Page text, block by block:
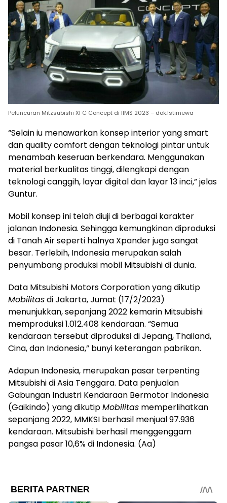
Peluncuran Mitzsubishi XFC Concept di IIMS 2023 – dok.Istimewa
“Selain iu menawarkan konsep interior yang smart
dan quality comfort dengan teknologi pintar untuk
menambah keseruan berkendara. Menggunakan
material berkualitas tinggi, dilengkapi dengan
teknologi canggih, layar digital dan layar 13 inci,” jelas
Guntur.
Mobil konsep ini telah diuji di berbagai karakter
jalanan Indonesia. Sehingga kemungkinan diproduksi
di Tanah Air seperti halnya Xpander juga sangat
besar. Terlebih, Indonesia merupakan salah
penyumbang produksi mobil Mitsubishi di dunia.
Data Mitsubishi Motors Corporation yang dikutip
Mobilitasdi Jakarta, Jumat (17/2/2023)
menunjukkan, sepanjang 2022 kemarin Mitsubishi
memproduksi 1.012.408 kendaraan. “Semua
kendaraan tersebut diproduksi di Jepang, Thailand,
Cina, dan Indonesia,” bunyi keterangan pabrikan.
Adapun Indonesia, merupakan pasar terpenting
Mitsubishi di Asia Tenggara. Data penjualan
Gabungan Industri Kendaraan Bermotor Indonesia
(Gaikindo) yang dikutipMobilitas memperlihatkan
sepanjang 2022, MMKSI berhasil menjual 97.936
kendaraan. Mitsubishi berhasil menggenggam
pangsa pasar 10,6% di Indonesia. (Aa)